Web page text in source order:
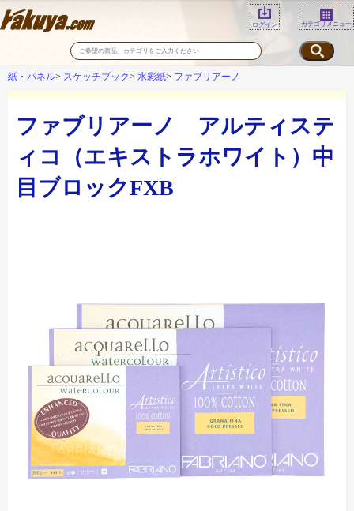
ログイン カテゴリメニュー
紙・パネル スケッチブック 水彩紙 ファブリアーノ
ファブリアーノ アルティステ
ィコ（エキストラホワイト）中
目ブロックFXB